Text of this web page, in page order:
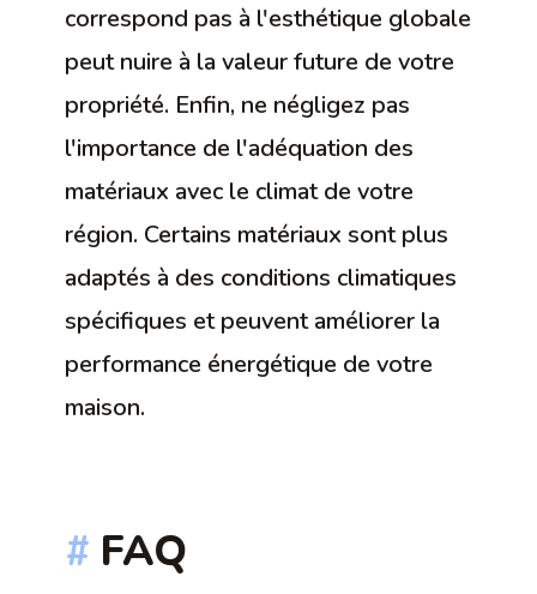
correspond pas à l'esthétique globale
peut nuire à la valeur future de votre
propriété. Enfin, ne négligez pas
l'importance de l'adéquation des
matériaux avec le climat de votre
région. Certains matériaux sont plus
adaptés à des conditions climatiques
spécifiques et peuvent améliorer la
performance énergétique de votre
maison.
FAQ